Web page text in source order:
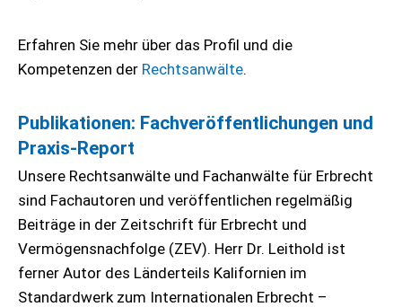
Erfahren Sie mehr über das Profil und die
Kompetenzen der Rechtsanwälte.
Publikationen: Fachveröffentlichungen und
Praxis-Report
Unsere Rechtsanwälte und Fachanwälte für Erbrecht
sind Fachautoren und veröffentlichen regelmäßig
Beiträge in der Zeitschrift für Erbrecht und
Vermögensnachfolge (ZEV). Herr Dr. Leithold ist
ferner Autor des Länderteils Kalifornien im
Standardwerk zum Internationalen Erbrecht –